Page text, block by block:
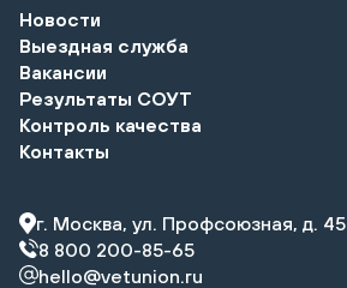
Новости
Выездная служба
Вакансии
Результаты СОУТ
Контроль качества
Контакты
г. Москва, ул. Профсоюзная, д. 45
8 800 200-85-65
hello@vetunion.ru